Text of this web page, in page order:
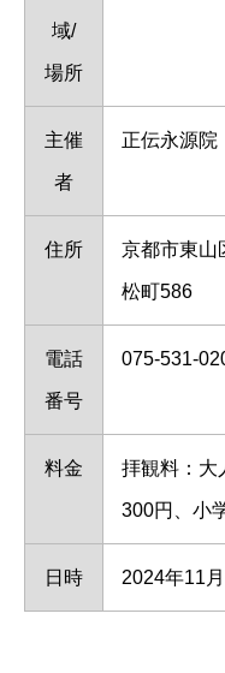
域/
場所
主催
者
正伝永源院
住所 京都市東山
松町586
電話
番号
075-531-
料金 拝観料：大
300円、小
日時 2024年11